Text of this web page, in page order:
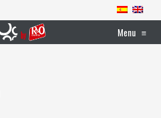
Menu ≡